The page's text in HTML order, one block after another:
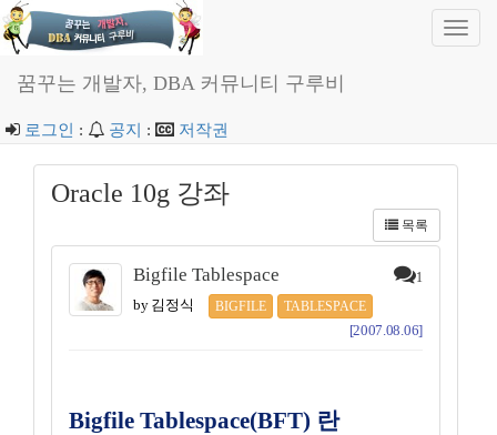
꿈꾸는 개발자, DBA 커뮤니티 구루비
로그인 : 공지 : 저작권
Oracle 10g 강좌
목록
Bigfile Tablespace 1
by 김정식 BIGFILE TABLESPACE
[2007.08.06]
Bigfile Tablespace(BFT) 란